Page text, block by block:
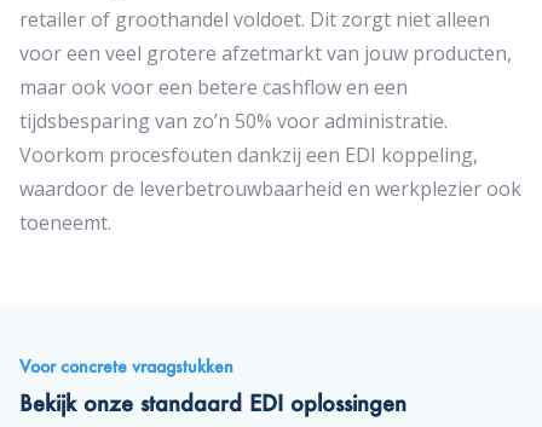
retailer of groothandel voldoet. Dit zorgt niet alleen
voor een veel grotere afzetmarkt van jouw producten,
maar ook voor een betere cashflow en een
tijdsbesparing van zo’n 50% voor administratie.
Voorkom procesfouten dankzij een EDI koppeling,
waardoor de leverbetrouwbaarheid en werkplezier ook
toeneemt.
Voor concrete vraagstukken
Bekijk onze standaard EDI oplossingen